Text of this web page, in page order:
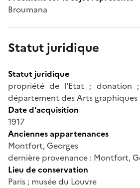
Broumana
Statut juridique
Statut juridique
propriété de l'Etat ; donation
département des Arts graphiques
Date d'acquisition
1917
Anciennes appartenances
Montfort, Georges
dernière provenance : Montfort,
Lieu de conservation
Paris ; musée du Louvre